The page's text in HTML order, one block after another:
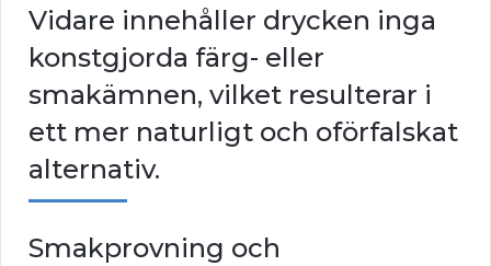
Vidare innehåller drycken inga
konstgjorda färg- eller
smakämnen, vilket resulterar i
ett mer naturligt och oförfalskat
alternativ.
Smakprovning och